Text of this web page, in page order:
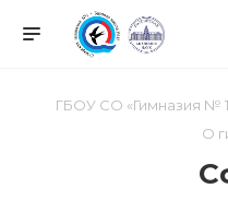
ГБОУ СО «Гимназия №
О